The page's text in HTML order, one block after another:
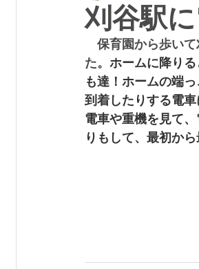
刈谷駅
保育園から歩いて
た。 ホームに降り
も達！ホームの端
到着したりする電
電車や重機を見て
りもして、最初か